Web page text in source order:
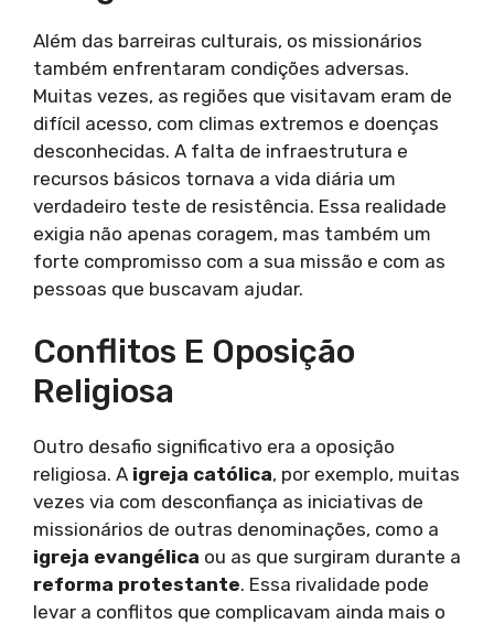
Além das barreiras culturais, os missionários
também enfrentaram condições adversas.
Muitas vezes, as regiões que visitavam eram de
difícil acesso, com climas extremos e doenças
desconhecidas. A falta de infraestrutura e
recursos básicos tornava a vida diária um
verdadeiro teste de resistência. Essa realidade
exigia não apenas coragem, mas também um
forte compromisso com a sua missão e com as
pessoas que buscavam ajudar.
Conflitos E Oposição
Religiosa
Outro desafio significativo era a oposição
religiosa. A igreja católica, por exemplo, muitas
vezes via com desconfiança as iniciativas de
missionários de outras denominações, como a
igreja evangélica ou as que surgiram durante a
reforma protestante. Essa rivalidade pode
levar a conflitos que complicavam ainda mais o